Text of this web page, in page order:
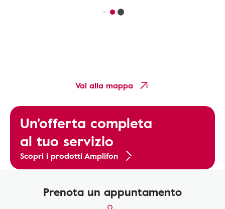
Vai alla mappa
Un'offerta completa
al tuo servizio
Scopri i prodotti Amplifon
Prenota un appuntamento